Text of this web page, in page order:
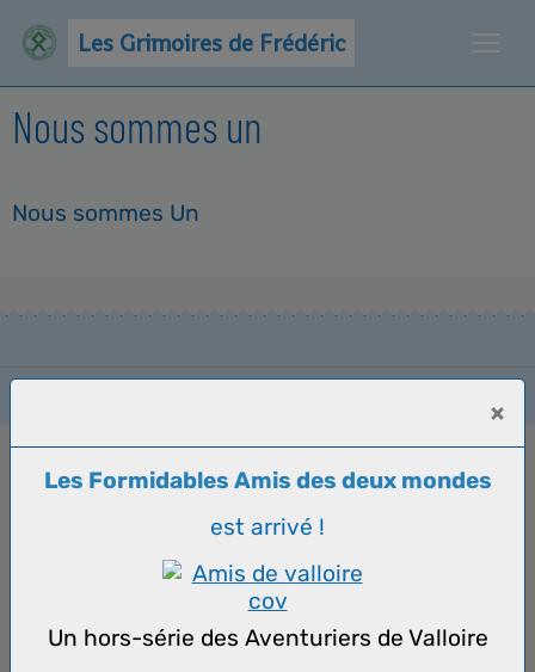
Les Grimoires de Frédéric
Nous sommes un
Nous sommes Un
×
Les Formidables Amis des deux mondes
est arrivé !
Un hors-série des Aventuriers de Valloire